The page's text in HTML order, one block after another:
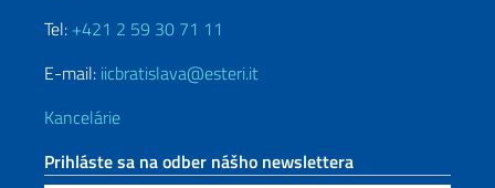
Tel: +421 2 59 30 71 11
E-mail: iicbratislava@esteri.it
Kancelárie
Prihláste sa na odber nášho newslettera